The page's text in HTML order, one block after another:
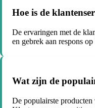
Hoe is de
De ervaringen met de
en gebrek aan respons
Wat zijn de
De populairste